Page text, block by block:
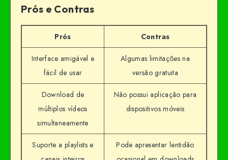
Prós e Contras
Prós Contras
Interface amigável e
fácil de usar
Algumas limitações na
versão gratuita
Download de
múltiplos vídeos
simultaneamente
Não possui aplicação para
dispositivos móveis
Suporte a playlists e
Pode apresentar lentidão